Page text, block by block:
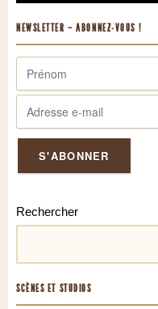
NEWSLETTER – ABONNEZ-VOUS !
Rechercher
SCÈNES ET STUDIOS